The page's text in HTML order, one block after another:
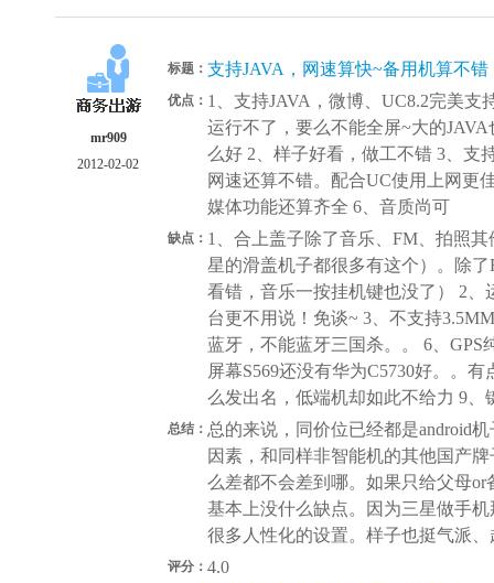
mr909
2012-02-02
标题： 支持JAVA，网速算快~备用机算不错
优点： 1、支持JAVA，微博、UC8.2完美
运行不了，要么不能全屏~大的
么好 2、样子好看，做工不错 3、支
网速还算不错。配合UC使用上网更
媒体功能还算齐全 6、音质尚可
缺点： 1、合上盖子除了音乐、FM、拍照
星的滑盖机子都很多有这个）。除
看错，音乐一按挂机键也没了） 2、
台更不用说！免谈~ 3、不支持
蓝牙，不能蓝牙三国杀。。 6、
屏幕S569还没有华为C5730好。。
么发出名，低端机却如此不给力 9
总结： 总的来说，同价位已经都是android
因素，和同样非智能机的其他国产
么差都不会差到哪。如果只给父母
基本上没什么缺点。因为三星做手
很多人性化的设置。样子也挺气派
评分： 4.0